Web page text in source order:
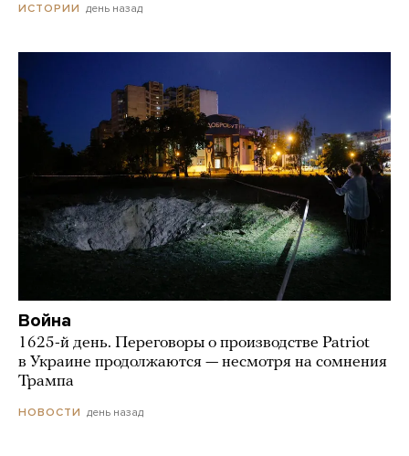
ИСТОРИИ день назад
Война
1625-й день. Переговоры о производстве Patriot
в Украине продолжаются — несмотря на сомнения
Трампа
НОВОСТИ день назад